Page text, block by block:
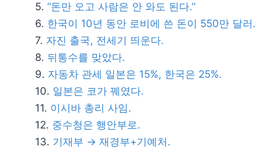
“돈만 오고 사람은 안 와도 된다.”
한국이 10년 동안 로비에 쓴 돈이 550만 달러.
자진 출국, 전세기 띄운다.
뒤통수를 맞았다.
자동차 관세 일본은 15%, 한국은 25%.
일본은 코가 꿰였다.
이시바 총리 사임.
중수청은 행안부로.
기재부 → 재경부+기예처.